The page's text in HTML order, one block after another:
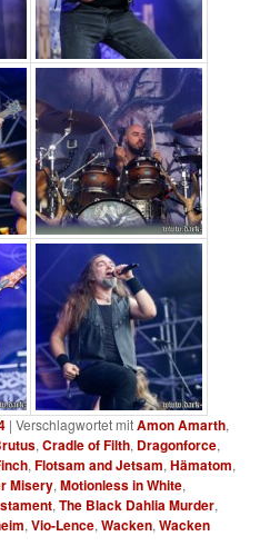
|Verschlagwortet mitAmon Amarth,
,Cradle of Filth, Dragonforce,
,Flotsam and Jetsam,Hämatom,
Misery,Motionless in White,
,The Black Dahlia Murder,
,Vio-Lence,Wacken,Wacken